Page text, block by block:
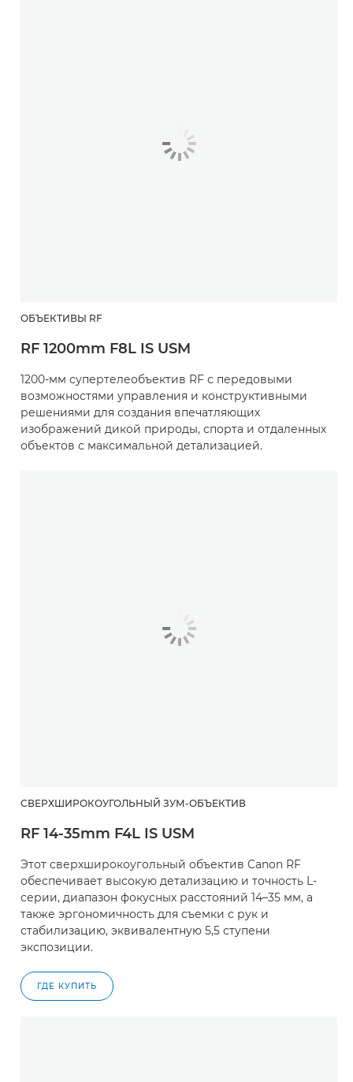
ОБЪЕКТИВЫ RF
RF 1200mm F8L IS USM
1200-мм супертелеобъектив RF с передовыми
возможностями управления и конструктивными
решениями для создания впечатляющих
изображений дикой природы, спорта и отдаленных
объектов с максимальной детализацией.
СВЕРХШИРОКОУГОЛЬНЫЙ ЗУМ-ОБЪЕКТИВ
RF 14-35mm F4L IS USM
Этот сверхширокоугольный объектив Canon RF
обеспечивает высокую детализацию и точность L-
серии, диапазон фокусных расстояний 14–35 мм, а
также эргономичность для съемки с рук и
стабилизацию, эквивалентную 5,5 ступени
экспозиции.
ГДЕ КУПИТЬ